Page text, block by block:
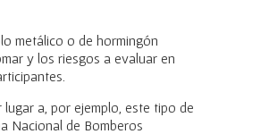
metálico o de hormingón
y los riesgos a evaluar en
a, por ejemplo, este tipo de
Nacional de Bomberos